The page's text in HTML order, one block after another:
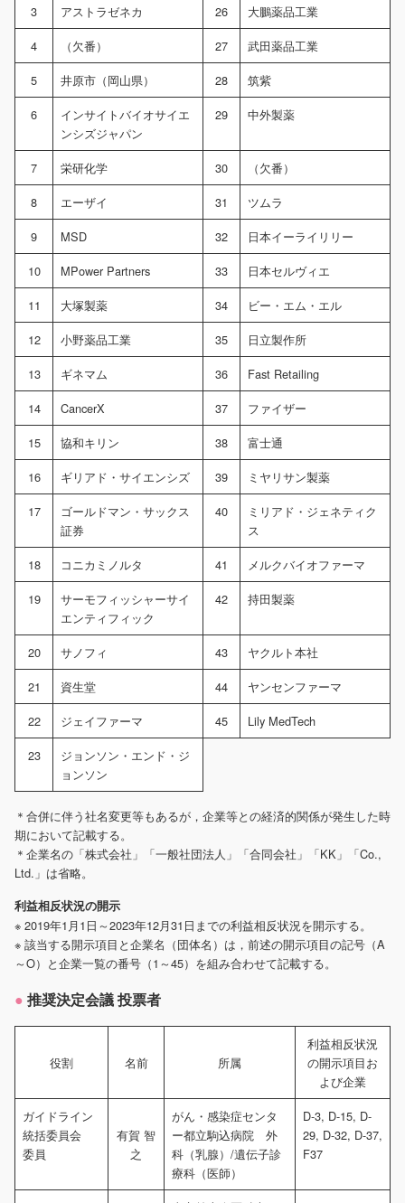
3
アストラゼネカ 26
大鵬薬品工業
4
（欠番） 27
武田薬品工業
5
井原市（岡山県） 28
筑紫
6
インサイトバイオサイエ
ンシズジャパン
29 中外製薬
7 栄研化学 30
（欠番）
8
エーザイ 31
ツムラ
9
MSD 32
日本イーライリリー
10
MPower Partners 33
日本セルヴィエ
11
大塚製薬 34
ビー・エム・エル
12
小野薬品工業 35
日立製作所
13
ギネマム 36
Fast Retailing
14
CancerX 37
ファイザー
15
協和キリン 38
富士通
16
ギリアド・サイエンシズ 39
ミヤリサン製薬
17
ゴールドマン・サックス
証券
40
ミリアド・ジェネティク
ス
18
コニカミノルタ 41
メルクバイオファーマ
19
サーモフィッシャーサイ
エンティフィック
42 持田製薬
20 サノフィ 43
ヤクルト本社
21
資生堂 44
ヤンセンファーマ
22
ジェイファーマ 45
Lily MedTech
23
ジョンソン・エンド・ジ
ョンソン
＊合併に伴う社名変更等もあるが，企業等との経済的関係が発生した時
期において記載する。
＊企業名の「株式会社」「一般社団法人」「合同会社」「KK」「Co.,
Ltd.」は省略。
利益相反状況の開示
※ 2019年1月1日～2023年12月31日までの利益相反状況を開示する。
※ 該当する開示項目と企業名（団体名）は，前述の開示項目の記号（A
～O）と企業一覧の番号（1～45）を組み合わせて記載する。
推奨決定会議 投票者
役割 名前 所属
利益相反状況
の開示項目お
よび企業
ガイドライン
統括委員会
委員
有賀 智
之
がん・感染症センタ
ー都立駒込病院 外
科（乳腺）/遺伝子診
療科（医師）
D-3, D-15, D-
29, D-32, D-37,
F37